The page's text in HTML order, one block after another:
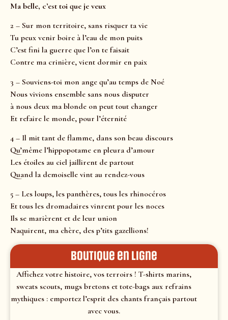
Ma belle, c’est toi que je veux
2 – Sur mon territoire, sans risquer ta vie
Tu peux venir boire à l’eau de mon puits
C’est fini la guerre que l’on te faisait
Contre ma crinière, vient dormir en paix
3 – Souviens-toi mon ange qu’au temps de Noé
Nous vivions ensemble sans nous disputer
à nous deux ma blonde on peut tout changer
Et refaire le monde, pour l’éternité
4 – Il mit tant de flamme, dans son beau discours
Qu’même l’hippopotame en pleura d’amour
Les étoiles au ciel jaillirent de partout
Quand la demoiselle vint au rendez-vous
5 – Les loups, les panthères, tous les rhinocéros
Et tous les dromadaires vinrent pour les noces
Ils se marièrent et de leur union
Naquirent, ma chère, des p’tits gazellions!
Boutique en ligne
Affichez votre histoire, vos terroirs ! T-shirts marins,
sweats scouts, mugs bretons et tote-bags aux refrains
mythiques : emportez l’esprit des chants français partout
avec vous.